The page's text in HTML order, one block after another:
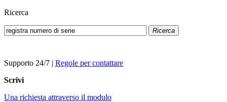
Ricerca
Ricerca
Supporto 24/7 | Regole per contattare
Scrivi
Una richiesta attraverso il modulo